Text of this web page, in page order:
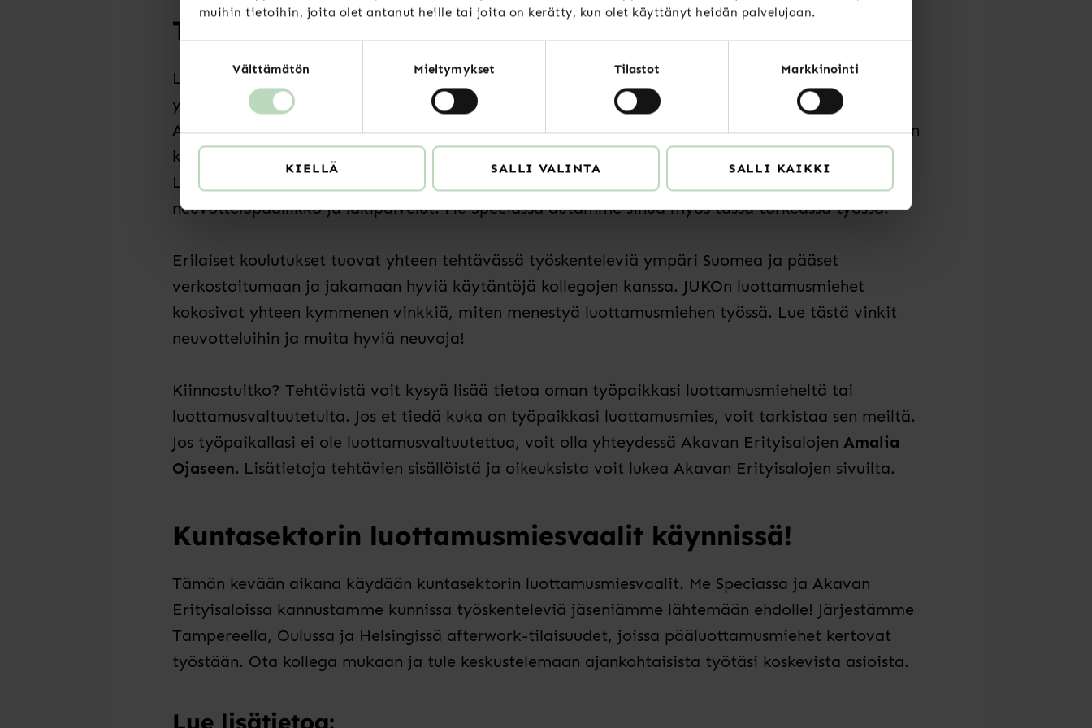
muihin tietoihin, joita olet antanut heille tai joita on kerätty, kun olet käyttänyt heidän palvelujaan.
Välttämätön Mieltymykset Tilastot Markkinointi
KIELLÄ SALLI VALINTA SALLI KAIKKI
Tukiverkostot auttavat tehtävässä
Luottamusmiehen tai -valtuutetuntyössä ei asioita tarvitse kuitenkaan pähkäillä
yksin.
Luottamusmiehen työssä tukea saat liitoilta,
kuten kattojärjestöltämme
Akavan Erityisaloilta neuvottelupäälliköltä ja lakipalveluistasekäneuvottelujärjestöiltä(Julkisalan
koulutettujen neuvottelujärjestö JUKO sekä yksityissektorin neuvottelujärjestö YTN)
Luottamusvaltuutettujen tukena puolestaan toimivat liitot, eli Akavan Erityisalojen
neuvottelupäällikkö ja lakipalvelut.MeSpeciassaautamme sinua myös tässä tärkeässä työssä.
Erilaiset koulutukset tuovat yhteen tehtävässä työskenteleviä ympäri Suomea ja pääset
verkostoitumaan ja jakamaan hyviä käytäntöjä kollegojen kanssa. JUKOn luottamusmiehet
kokosivat yhteen kymmenen vinkkiä, miten menestyä luottamusmiehen työssä. Lue tästä vinkit
neuvotteluihin ja muita hyviä neuvoja!
Kiinnostuitko? Tehtävistä voit kysyä lisää tietoa oman työpaikkasi luottamusmieheltä tai
luottamusvaltuutetulta. Jos et tiedä kuka on työpaikkasi luottamusmies, voit tarkistaa sen meiltä.
Jos työpaikallasi ei ole luottamusvaltuutettua, voit olla yhteydessä Akavan Erityisalojen Amalia
Ojaseen. Lisätietoja tehtävien sisällöistä ja oikeuksista voit lukea Akavan Erityisalojen sivuilta.
Kuntasektorin luottamusmiesvaalit käynnissä!
Tämän kevään aikana käydään kuntasektorin luottamusmiesvaalit. Me Speciassa ja Akavan
Erityisaloissa kannustamme kunnissa työskenteleviä jäseniämme lähtemään ehdolle! Järjestämme
Tampereella, Oulussa ja Helsingissä afterwork-tilaisuudet, joissa pääluottamusmiehet kertovat
työstään. Ota kollega mukaan ja tule keskustelemaan ajankohtaisista työtäsi koskevista asioista.
Lue lisätietoa: